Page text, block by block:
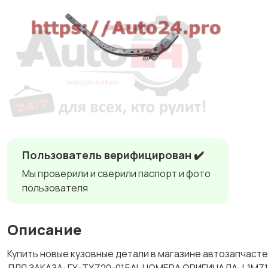
Пользователь верифицирован ✔️
Мы проверили и сверили паспорт и фото
пользователя
Описание
Купить новые кузовные детали в магазине